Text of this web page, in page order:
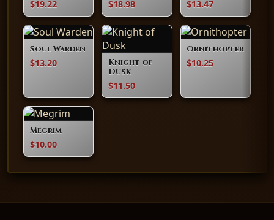
$19.22 $18.98 $13.47
Soul Warden
$13.20
Knight of
Dusk
$11.50
Ornithopter
$10.25
Megrim
$10.00